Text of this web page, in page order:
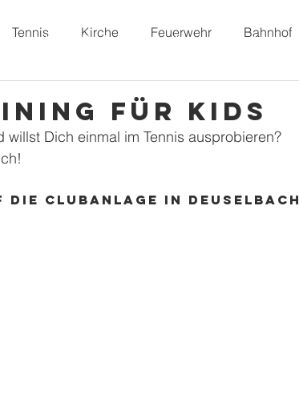
Unser Dorf Vereine Freizeit
Tennis Kirche Feuerwehr Bahnhof
für Kids
Dich einmal im Tennis ausprobieren?
die Clubanlage in